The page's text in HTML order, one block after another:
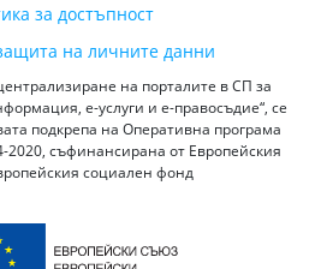
за достъпност
на личните данни
на порталите в СП за
е-услуги и е-правосъдие“, се
подкрепа на Оперативна програма
2020, съфинансирана от Европейския
социален фонд